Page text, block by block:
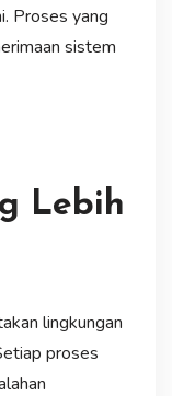
Proses yang
sistem
Lebih
lingkungan
proses